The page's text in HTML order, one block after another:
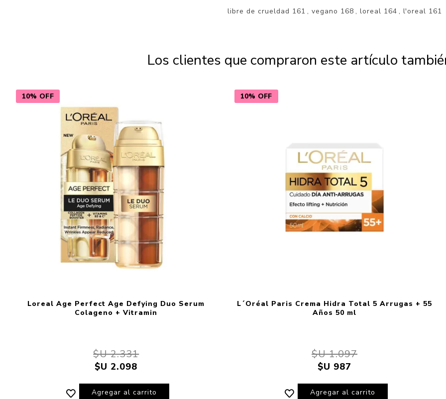
libre de crueldad 161 , vegano 168 , loreal 164 , l'oreal 161
Los clientes que compraron este artículo
10% OFF
Loreal Age Perfect Age Defying Duo Serum
Colageno + Vitramin
$U 2.331
$U 2.098
Agregar al carrito
10% OFF
L´Oréal Paris Crema Hidra Total 5 Arrugas + 55
Años 50 ml
$U 1.097
$U 987
Agregar al carrito